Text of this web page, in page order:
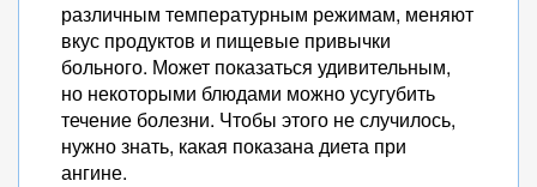
различным температурным режимам, меняют
вкус продуктов и пищевые привычки
больного. Может показаться удивительным,
но некоторыми блюдами можно усугубить
течение болезни. Чтобы этого не случилось,
нужно знать, какая показана диета при
ангине.